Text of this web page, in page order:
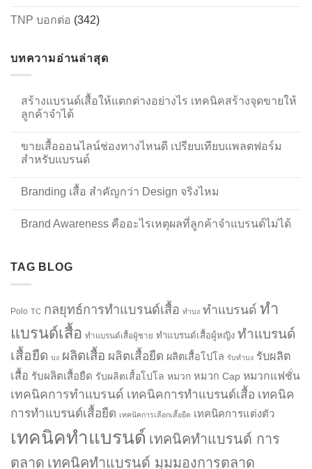
TNP บอกต่อ (342)
บทความอ่านล่าสุด
สร้างแบรนด์เสื้อให้แตกต่างอย่างไร เทคนิคสร้างจุดขายให้
ลูกค้าจำได้
ขายเสื้อออนไลน์ช่องทางไหนดี เปรียบเทียบแพลตฟอร์ม
สำหรับแบรนด์
Branding เสื้อ สำคัญกว่า Design จริงไหม
Brand Awareness คืออะไรเหตุผลที่ลูกค้าจำแบรนด์ไม่ได้
TAG BLOG
Polo TC กลยุทธ์การทำแบรนด์เสื้อ ทำบง ทำแบรนด์ ทำ
แบรนด์เสื้อ ทำแบรนด์เสื้อผู้ชาย ทำแบรนด์เสื้อผู้หญิง ทำแบรนด์
เสื้อยืด บง ผลิตเสื้อ ผลิตเสื้อยืด ผลิตเสื้อโปโล รับทำบง รับผลิต
เสื้อ รับผลิตเสื้อยืด รับผลิตเสื้อโปโล หมวก หมวก Cap หมวกแฟชั่น
เทคนิคการทำแบรนด์ เทคนิคการทำแบรนด์เสื้อ เทคนิค
การทำแบรนด์เสื้อยืด เทคนิคการเลือกเสื้อยืด เทคนิคการแต่งตัว
เทคนิคทำแบรนด์ เทคนิคทำแบรนด์ การ
ตลาด เทคนิคทำแบรนด์ มุมมองการตลาด